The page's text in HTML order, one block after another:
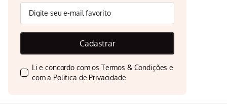
Cadastrar
Li e concordo com os Termos & Condições e
com a Politica de Privacidade